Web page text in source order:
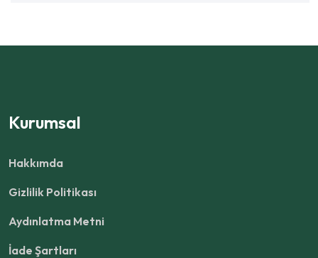
Kurumsal
Hakkımda
Gizlilik Politikası
Aydınlatma Metni
İade Şartları